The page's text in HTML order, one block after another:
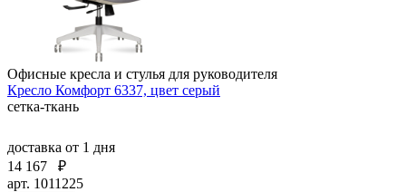
Офисные кресла и стулья для руководителя
Кресло Комфорт 6337, цвет серый
сетка-ткань
доставка от 1 дня
14 167
₽
арт. 1011225